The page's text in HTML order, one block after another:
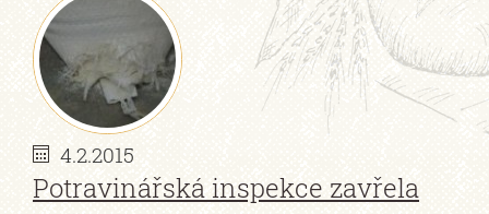
4.2.2015
Potravinářská inspekce zavřela